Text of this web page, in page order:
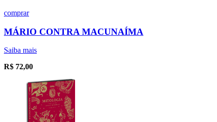
comprar
MÁRIO CONTRA MACUNAÍMA
Saiba mais
R$ 72,00